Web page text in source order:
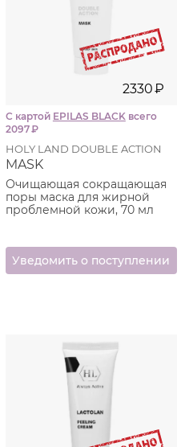
2330₽
С картой EPILAS BLACKвсего
2097₽
HOLY LAND DOUBLE ACTION
MASK
Очищающая сокращающая
поры маска для жирной
проблемной кожи, 70 мл